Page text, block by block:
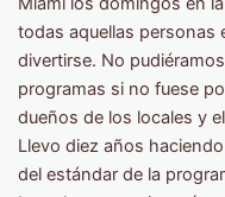
todas aquellas personas
divertirse. No
programas si no fuese
dueños de los locales y
Llevo diez años
del estándar de la